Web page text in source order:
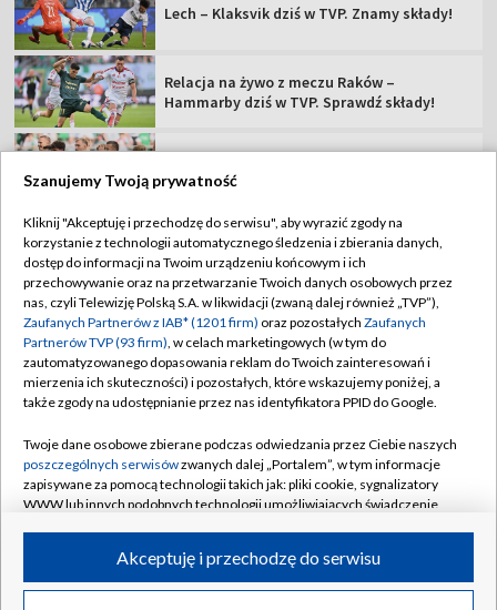
Kto wygra 83. TdP? Sprawdź klasyfikację
TVP
Abonament TVP
Sklep TVP
Biuro Reklamy
Oferta Handlowa
Emisja w TVP
Rada Programowa
Ogłoszenia przetargowe
Akademia Telewizyjna
Regulamin TVP
Polityka prywatności
Moje zgody
Biuro reklamy
Kanały
©2026 Telewizja Polska Spółka Akcyjna w likwidacji
Szanujemy Twoją prywatność
Kliknij "Akceptuję i przechodzę do serwisu", aby wyrazić zgody na
korzystanie z technologii automatycznego śledzenia i zbierania danych,
dostęp do informacji na Twoim urządzeniu końcowym i ich
przechowywanie oraz na przetwarzanie Twoich danych osobowych przez
nas, czyli Telewizję Polską S.A. w likwidacji (zwaną dalej również „TVP”),
Zaufanych Partnerów z IAB* (1201 firm) oraz pozostałych Zaufanych
Partnerów TVP (93 firm), w celach marketingowych (w tym do
zautomatyzowanego dopasowania reklam do Twoich zainteresowań i
mierzenia ich skuteczności) i pozostałych, które wskazujemy poniżej, a
także zgody na udostępnianie przez nas identyfikatora PPID do Google.
Twoje dane osobowe zbierane podczas odwiedzania przez Ciebie naszych
poszczególnych serwisówzwanych dalej „Portalem”, w tym informacje
zapisywane za pomocą technologii takich jak: pliki cookie, sygnalizatory
WWW lub innych podobnych technologii umożliwiających świadczenie
ruchu w Internecie.Akceptuję i przechodzę do serwisu